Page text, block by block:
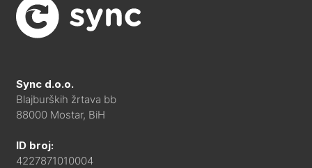
Sync d.o.o.
Blajburških žrtava bb
88000 Mostar, BiH
ID broj:
4227871010004